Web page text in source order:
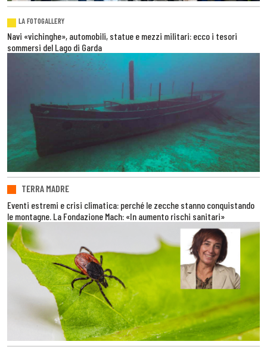
LA FOTOGALLERY
Navi «vichinghe», automobili, statue e mezzi militari: ecco i tesori
sommersi del Lago di Garda
TERRA MADRE
Eventi estremi e crisi climatica: perché le zecche stanno conquistando
le montagne. La Fondazione Mach: «In aumento rischi sanitari»